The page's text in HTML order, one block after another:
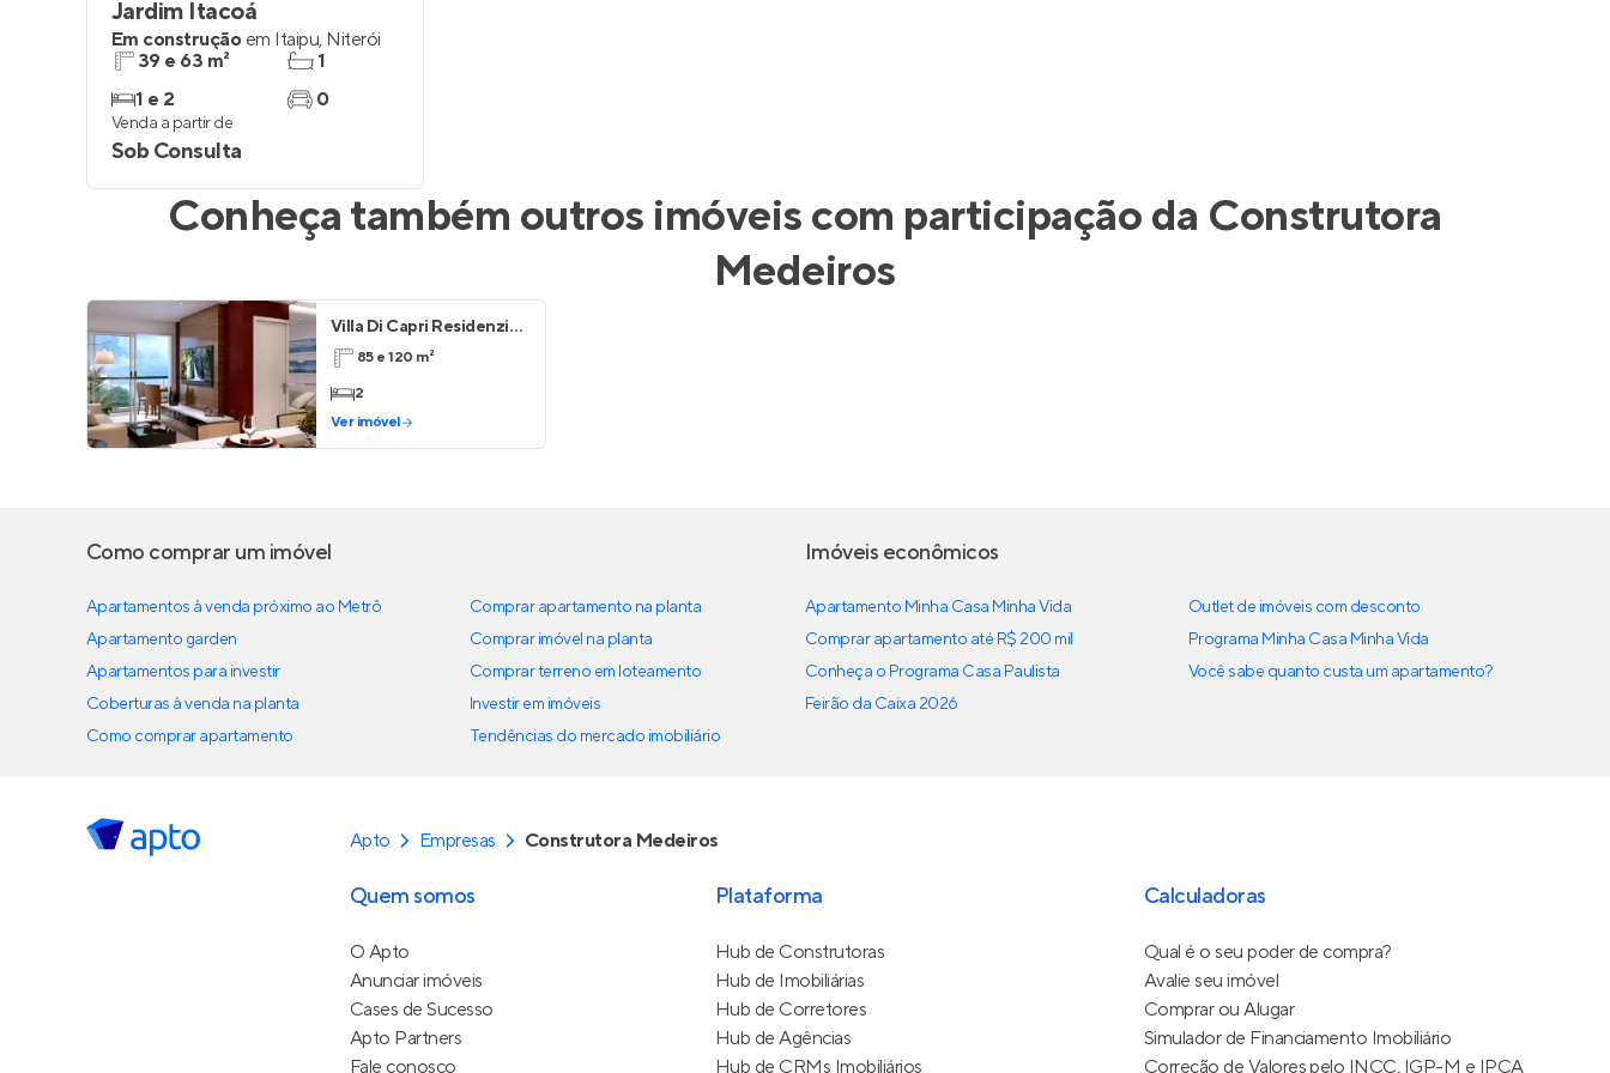
Jardim Itacoá
Em construção em Itaipu, Niterói
39 e 63 m²
1 e 2
1
0
Venda a partir de
Sob Consulta
Conheça também outros imóveis com participação da Construtora
Medeiros
Villa Di Capri Residenziale
85 e 120 m²
2
Ver imóvel
Como comprar um imóvel
Apartamentos à venda próximo ao Metrô
Apartamento garden
Apartamentos para investir
Coberturas à venda na planta
Como comprar apartamento
Comprar apartamento na planta
Comprar imóvel na planta
Comprar terreno em loteamento
Investir em imóveis
Tendências do mercado imobiliário
Imóveis econômicos
Apartamento Minha Casa Minha Vida
Comprar apartamento até R$ 200 mil
Conheça o Programa Casa Paulista
Feirão da Caixa 2026
Outlet de imóveis com desconto
Programa Minha Casa Minha Vida
Você sabe quanto custa um apartamento?
Apto Empresas Construtora Medeiros
Quem somos
O Apto
Anunciar imóveis
Cases de Sucesso
Apto Partners
Fale conosco
Plataforma
Hub de Construtoras
Hub de Imobiliárias
Hub de Corretores
Hub de Agências
Hub de CRMs Imobiliários
Calculadoras
Qual é o seu poder de compra?
Avalie seu imóvel
Comprar ou Alugar
Simulador de Financiamento Imobiliário
Correção de Valores pelo INCC, IGP-M e IPCA